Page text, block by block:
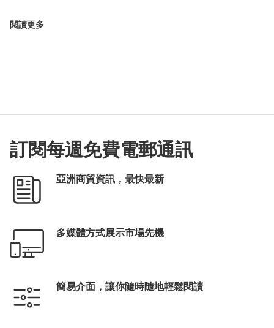
閱讀更多
訂閱每週免費電郵通訊
亞洲商貿資訊，最快最新
多媒體方式展示市場先機
簡易介面，讓你隨時隨地輕鬆閱讀